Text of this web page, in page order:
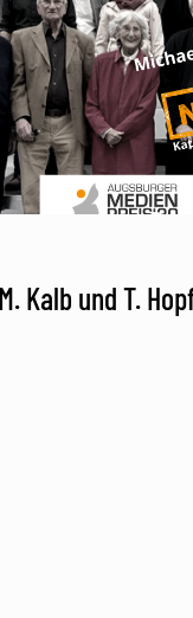
Kalb und T.